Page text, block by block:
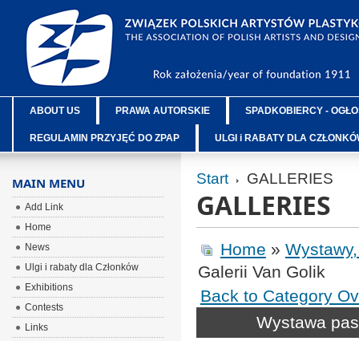
ABOUT US PRAWA AUTORSKIE SPADKOBIERCY -
REGULAMIN PRZYJĘĆ DO ZPAP ULGI i RABATY DLA
Start GALLERIES
GALLERIES
Home »
Galerii Van Golik
Back to Category
Wystawa
MAIN MENU
Add Link
Home
News
Ulgi i rabaty dla Członków
Exhibitions
Contests
Links